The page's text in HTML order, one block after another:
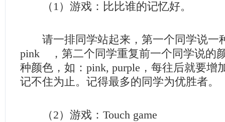
（1）游戏：比比谁的记忆好。
请一排同学站起来，第一个同学说一
pink ，第二个同学重复前一个同学说的
种颜色，如：pink, purple，每往后就要增
记不住为止。记得最多的同学为优胜者。
（2）游戏：Touch game